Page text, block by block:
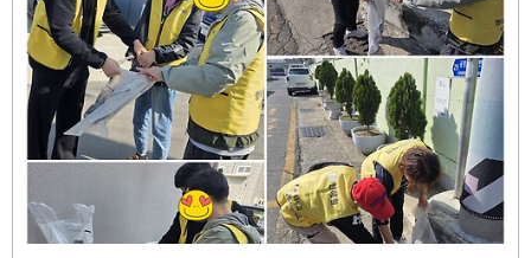
며 먹으니 참여자 모두가 따뜻한 시간을 보냈습니다. 지원사업에 후원해주신
한돈 관계자분들께 감사를 드리며 새해 복 많이 받으시기를 바랍니다.